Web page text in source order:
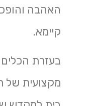
האהבה
קיימא.
בעזרת הכלים
מקצועית של